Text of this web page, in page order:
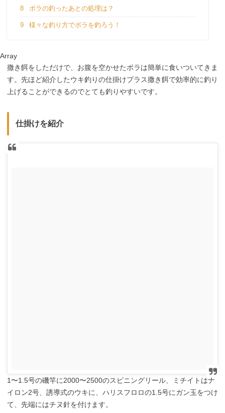
8 ボラの釣ったあとの処理は？
9 様々な釣り方でボラを釣ろう！
Array
撒き餌をしただけで、お腹を空かせたボラは簡単に食いついてきま
す。先ほど紹介したウキ釣りの仕掛けプラス撒き餌で効率的に釣り
上げることができるのでとても釣りやすいです。
仕掛けを紹介
1〜1.5号の磯竿に2000〜2500のスピニングリール、ミチイトはナ
イロン2号、誘導式のウキに、ハリスフロロの1.5号にガン玉をつけ
て、先端にはチヌ針を付けます。